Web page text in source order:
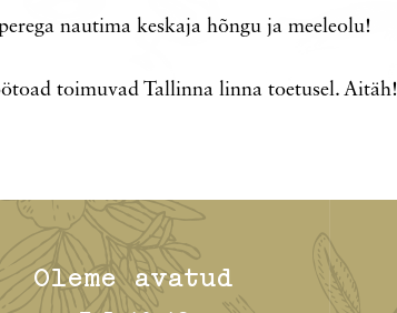
nautima keskaja hõngu ja meeleolu!
toimuvad Tallinna linna toetusel. Aitäh!
Oleme avatud